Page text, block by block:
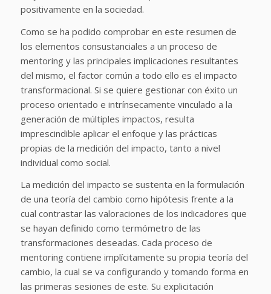
positivamente en la sociedad.
Como se ha podido comprobar en este resumen de
los elementos consustanciales a un proceso de
mentoring y las principales implicaciones resultantes
del mismo, el factor común a todo ello es el impacto
transformacional. Si se quiere gestionar con éxito un
proceso orientado e intrínsecamente vinculado a la
generación de múltiples impactos, resulta
imprescindible aplicar el enfoque y las prácticas
propias de la medición del impacto, tanto a nivel
individual como social.
La medición del impacto se sustenta en la formulación
de una teoría del cambio como hipótesis frente a la
cual contrastar las valoraciones de los indicadores que
se hayan definido como termómetro de las
transformaciones deseadas. Cada proceso de
mentoring contiene implícitamente su propia teoría del
cambio, la cual se va configurando y tomando forma en
las primeras sesiones de este. Su explicitación